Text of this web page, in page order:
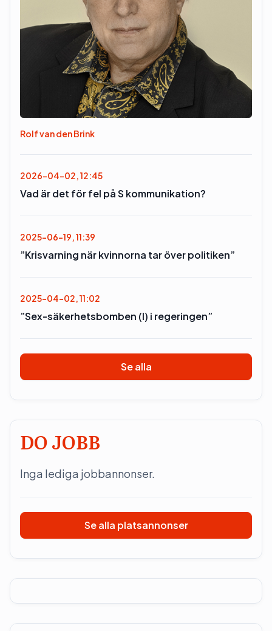
Rolf van den Brink
2026-04-02, 12:45
Vad är det för fel på S kommunikation?
2025-06-19, 11:39
”Krisvarning när kvinnorna tar över politiken”
2025-04-02, 11:02
”Sex-säkerhetsbomben (l) i regeringen”
Se alla
DO JOBB
Inga lediga jobbannonser.
Se alla platsannonser